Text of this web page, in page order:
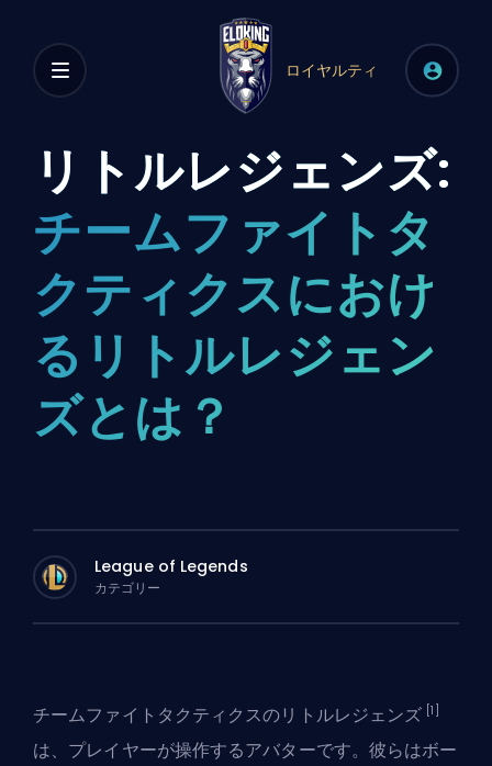
ロイヤルティ
リトルレジェンズ:
チームファイトタ
クティクスにおけ
るリトルレジェン
ズとは？
League of Legends
カテゴリー
チームファイトタクティクスのリトルレジェンズ [1]
は、プレイヤーが操作するアバターです。彼らはボー